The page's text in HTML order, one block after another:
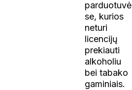
parduotuvė
se, kurios
neturi
licencijų
prekiauti
alkoholiu
bei tabako
gaminiais.